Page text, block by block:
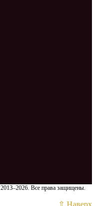
Все права защищены.